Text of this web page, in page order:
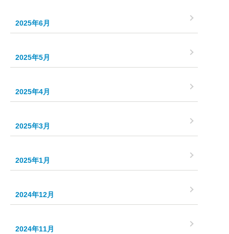
2025年6月
2025年5月
2025年4月
2025年3月
2025年1月
2024年12月
2024年11月